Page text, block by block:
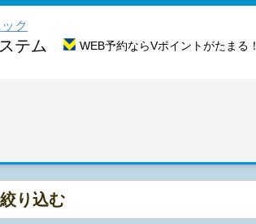
ク
テム WEB予約ならVポイントがたまる！
り込む